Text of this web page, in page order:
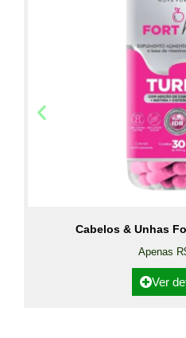
Cabelos & Unhas
Apenas
Ver